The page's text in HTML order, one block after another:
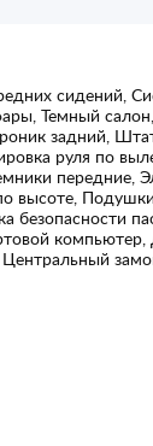
сидений,
Темный салон,
задний,
руля по
передние,
высоте,
компьютер,